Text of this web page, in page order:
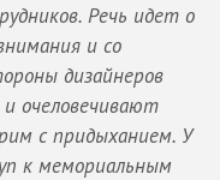
Речь идет о
и со
дизайнеров
очеловечивают
с придыханием. У
к мемориальным